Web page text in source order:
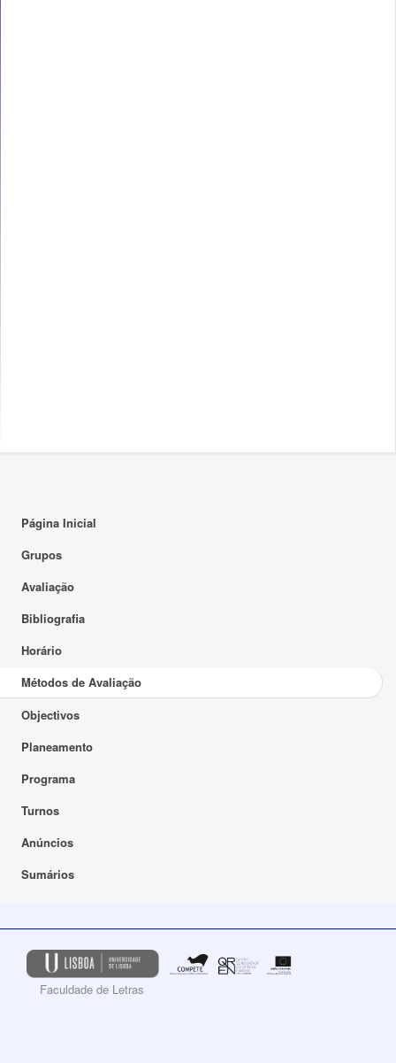
Página Inicial
Grupos
Avaliação
Bibliografia
Horário
Métodos de Avaliação
Objectivos
Planeamento
Programa
Turnos
Anúncios
Sumários
Faculdade de Letras